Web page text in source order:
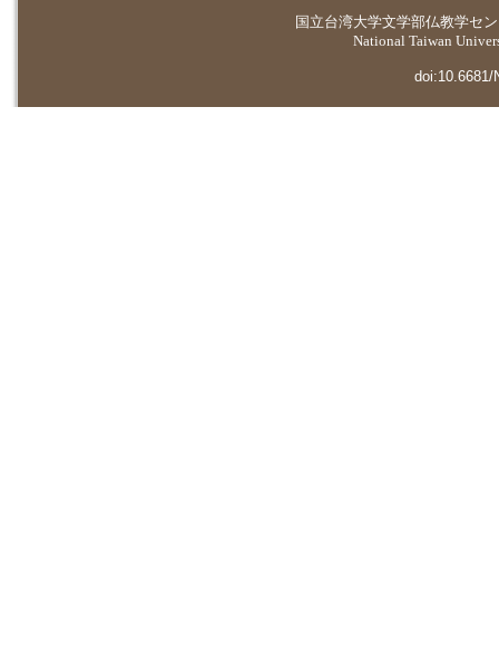
国立台湾大学文学部仏教学セ
National Taiwan
doi:10.6681/